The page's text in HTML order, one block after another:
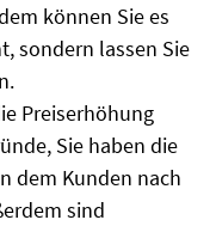
können Sie es
sondern lassen Sie
Preiserhöhung
Sie haben die
dem Kunden nach
sind